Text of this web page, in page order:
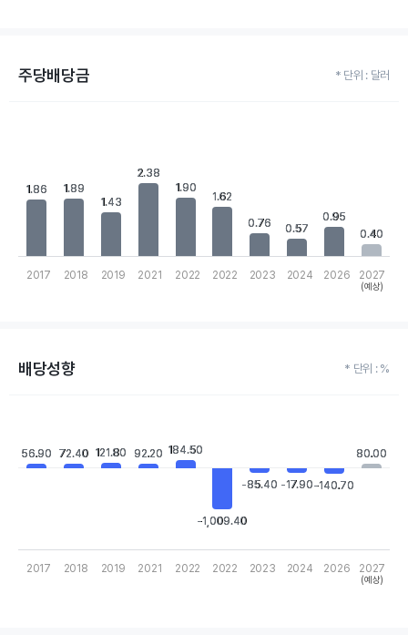
주당배당금 * 단위 : 달러
The chart has 1 X axis displaying categories.
The chart has 1 Y axis displaying values. Data ranges from 0.4
1.86
1.86 1.89
1.89
1.43
1.43
2.38
2.38
1.90
1.90
1.62
1.62
0.76
0.76 0.57
0.57
0.95
0.95
0.40
0.40
2017 2018 2019 2021 2022 2022 2023 2024 2026 2027
(예상)
배당성향 * 단위 : %
View as data table, Chart
The chart has 1 X axis displaying categories.
The chart has 1 Y axis displaying values. Data ranges from -
56.90
56.90 72.40
72.40 121.80
121.80 92.20
92.20 184.50
184.50
-1,009.40
-1,009.40
-85.40
-85.40 -17.90
-17.90-140.70
-140.70
80.00
80.00
2017 2018 2019 2021 2022 2022 2023 2024 2026 2027
(예상)